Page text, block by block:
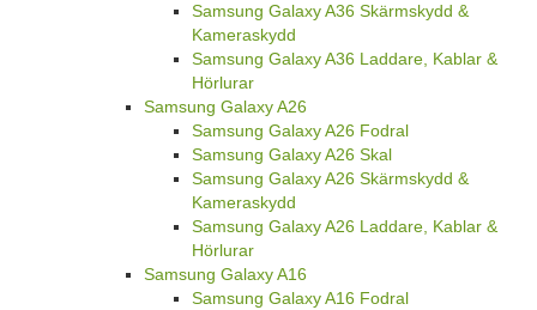
Samsung Galaxy A36 Skärmskydd &
Kameraskydd
Samsung Galaxy A36 Laddare, Kablar &
Hörlurar
Samsung Galaxy A26
Samsung Galaxy A26 Fodral
Samsung Galaxy A26 Skal
Samsung Galaxy A26 Skärmskydd &
Kameraskydd
Samsung Galaxy A26 Laddare, Kablar &
Hörlurar
Samsung Galaxy A16
Samsung Galaxy A16 Fodral